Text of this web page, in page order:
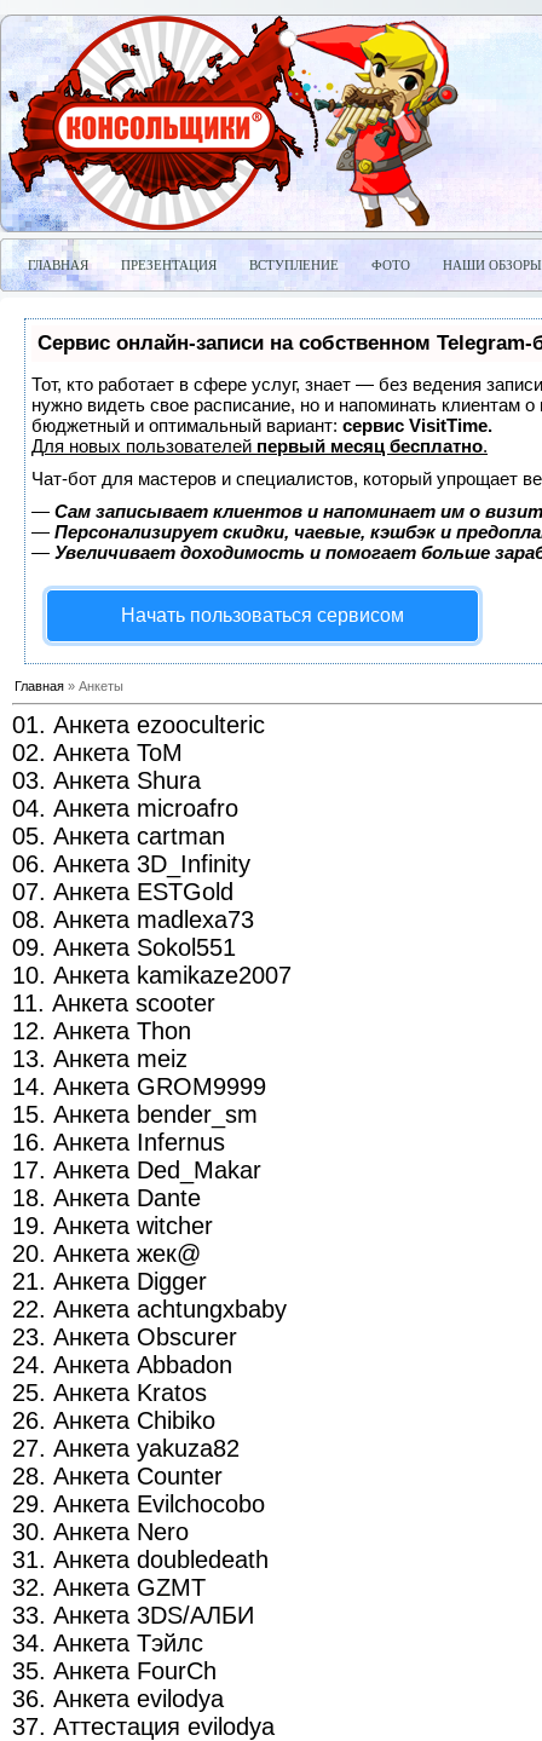
ГЛАВНАЯ ПРЕЗЕНТАЦИЯ ВСТУПЛЕНИЕ ФОТО НАШИ ОБЗОРЫ
Сервис онлайн-записи на собственном Telegram-
Тот, кто работает в сфере услуг, знает — без ведения
нужно видеть свое расписание, но и напоминать клиентам
бюджетный и оптимальный вариант: сервис VisitTime.
Для новых пользователей первый месяц бесплатно.
Чат-бот для мастеров и специалистов, который упрощает
— Сам записывает клиентов и напоминает им о
— Персонализирует скидки, чаевые, кэшбэк и
— Увеличивает доходимость и помогает больше
Начать пользоваться сервисом
Главная » Анкеты
01. Анкета ezooculteric
02. Анкета ToM
03. Анкета Shura
04. Анкета microafro
05. Анкета cartman
06. Анкета 3D_Infinity
07. Анкета ESTGold
08. Анкета madlexa73
09. Анкета Sokol551
10. Анкета kamikaze2007
11. Анкета scooter
12. Анкета Thon
13. Анкета meiz
14. Анкета GROM9999
15. Анкета bender_sm
16. Анкета Infernus
17. Анкета Ded_Makar
18. Анкета Dante
19. Анкета witcher
20. Анкета жек@
21. Анкета Digger
22. Анкета achtungxbaby
23. Анкета Obscurer
24. Анкета Abbadon
25. Анкета Kratos
26. Анкета Chibiko
27. Анкета yakuza82
28. Анкета Counter
29. Анкета Evilchocobo
30. Анкета Nero
31. Анкета doubledeath
32. Анкета GZMT
33. Анкета 3DS/АЛБИ
34. Анкета Тэйлс
35. Анкета FourCh
36. Анкета evilodya
37. Аттестация evilodya